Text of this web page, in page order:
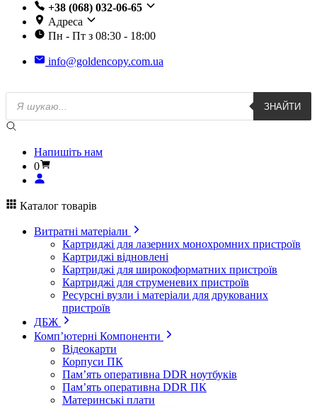
+38 (068) 032-06-65
Адреса
Пн - Пт з 08:30 - 18:00
info@goldencopy.com.ua
Пошук
товарів
ЗНАЙТИ
Напишіть нам
0
Каталог товарів
Витратні матеріали
Картриджі для лазерних монохромних пристроїв
Картриджі відновлені
Картриджі для широкоформатних пристроїв
Картриджі для струменевих пристроїв
Ресурсні вузли і матеріали для друкованих
пристроїв
ДБЖ
Комп’ютерні Компоненти
Відеокарти
Корпуси ПК
Пам’ять оперативна DDR ноутбуків
Пам’ять оперативна DDR ПК
Материнські плати